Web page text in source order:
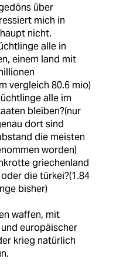
über
mich in
nicht.
alle in
einem land mit
vergleich 80.6 mio)
alle im
bleiben?(nur
dort sind
die meisten
worden)
griechenland
die türkei?(1.84
bisher)
waffen, mit
europäischer
krieg natürlich